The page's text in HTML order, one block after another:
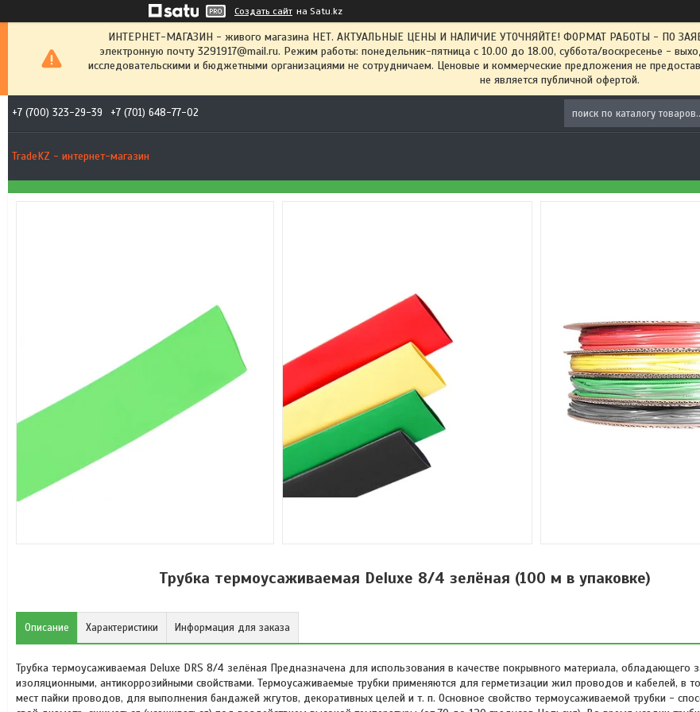
Создать сайт на Satu.kz
ИНТЕРНЕТ-МАГАЗИН - живого магазина НЕТ. АКТУАЛЬНЫЕ ЦЕНЫ И НАЛИЧИЕ УТОЧНЯЙТЕ! ФОРМАТ РАБОТЫ - ПО
электронную почту 3291917@mail.ru. Режим работы: понедельник-пятница с 10.00 до 18.00, суббота/воскресенье -
исследовательскими и бюджетными организациями не сотрудничаем. Ценовые и коммерческие предложения не
не является публичной офертой.
+7 (700) 323-29-39 +7 (701) 648-77-02
TradeKZ - интернет-магазин
Трубка термоусаживаемая Deluxe 8/4 зелёная (100 м в упаковке)
Описание Характеристики Информация для заказа
Трубка термоусаживаемая Deluxe DRS 8/4 зелёная Предназначена для использования в качестве покрывного материала, обладающего
изоляционными, антикоррозийными свойствами. Термоусаживаемые трубки применяются для герметизации жил проводов и кабелей, в
мест пайки проводов, для выполнения бандажей жгутов, декоративных целей и т. п. Основное свойство термоусаживаемой трубки -